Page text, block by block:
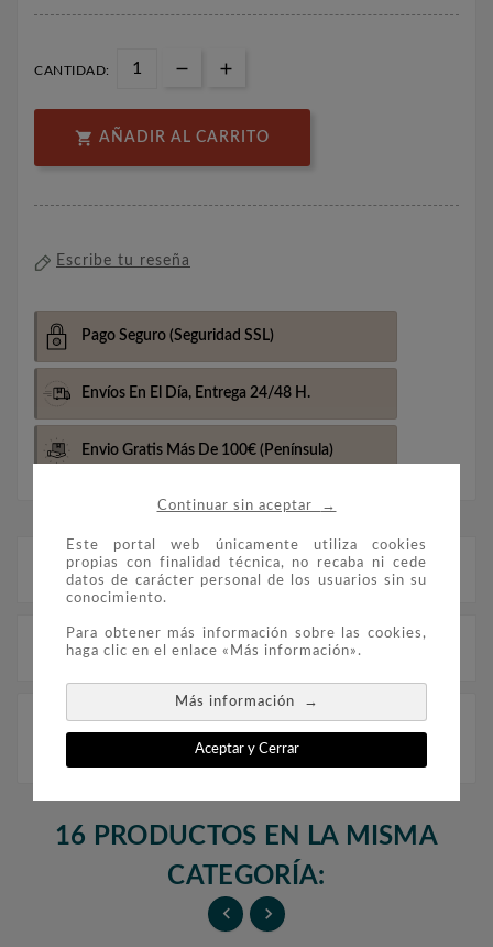
Continuar sin aceptar →
Este portal web únicamente utiliza cookies
propias con finalidad técnica, no recaba ni cede
datos de carácter personal de los usuarios sin su
conocimiento.
Para obtener más información sobre las cookies,
haga clic en el enlace «Más información».
Más información →
Aceptar y Cerrar
CANTIDAD:
 AÑADIR AL CARRITO
Escribe tu reseña
Pago Seguro (Seguridad SSL)
Envíos En El Día, Entrega 24/48 H.
Envio Gratis Más De 100€ (Península)
Descripción
Detalles del producto
Monedas estilo dinastía Qing, de 40 milímetros de
diámetro, con un cuadrado troquelado en el centro. 8
16 PRODUCTOS EN LA MISMA
CATEGORÍA:
 